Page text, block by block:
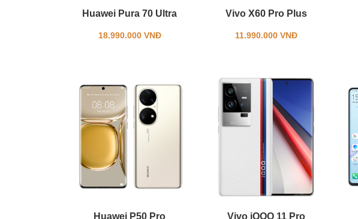
Huawei Pura 70 Ultra
18.990.000 VNĐ
Vivo X60 Pro Plus
11.990.000 VNĐ
Huawei P50 Pro Vivo iQOO 11 Pro